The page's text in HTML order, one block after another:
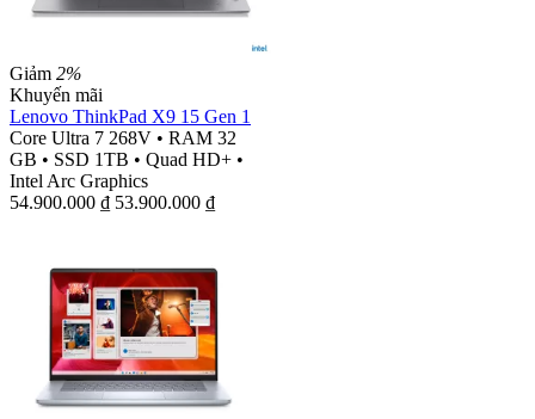
Giảm 2%
Khuyến mãi
Lenovo ThinkPad X9 15 Gen 1
Core Ultra 7 268V • RAM 32
GB • SSD 1TB • Quad HD+ •
Intel Arc Graphics
54.900.000 ₫ 53.900.000 ₫